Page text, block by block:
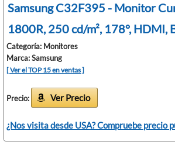
Samsung C32F395 - Monitor
1800R, 250 cd/m², 178°, HDMI,
Categoría: Monitores
Marca: Samsung
[ Ver el TOP 15 en ventas ]
Precio: Ver Precio
¿Nos visita desde USA? Compruebe precio